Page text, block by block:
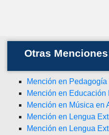
Otras
Mención en
Mención en Educación
Mención en Música en
Mención en Lengua
Mención en Lengua